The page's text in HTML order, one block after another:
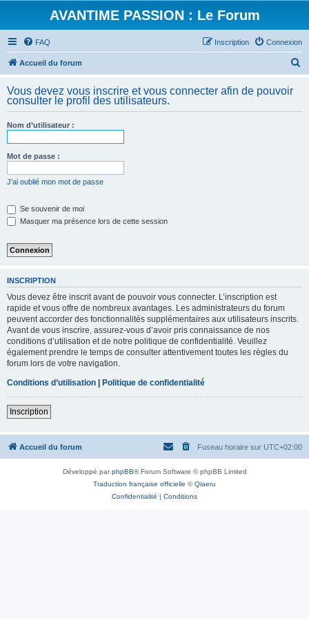
AVANTIME PASSION : Le Forum
FAQ Connexion
Inscription
Accueil du forum
h
Vous devez vous inscrire et vous connecter afin de pouvoir
consulter le profil des utilisateurs.
Nom d’utilisateur :
Mot de passe :
J’ai oublié mon mot de passe
Se souvenir de moi
Masquer ma présence lors de cette session
INSCRIPTION
Vous devez être inscrit avant de pouvoir vous connecter. L’inscription est
rapide et vous offre de nombreux avantages. Les administrateurs du forum
peuvent accorder des fonctionnalités supplémentaires aux utilisateurs inscrits.
Avant de vous inscrire, assurez-vous d’avoir pris connaissance de nos
conditions d’utilisation et de notre politique de confidentialité. Veuillez
également prendre le temps de consulter attentivement toutes les règles du
forum lors de votre navigation.
Conditions d’utilisation | Politique de confidentialité
Inscription
Accueil du forum Fuseau horaire sur UTC+02:00
Développé parphpBB® Forum Software © phpBB Limited
Traduction française officielle ©Qiaeru
Confidentialité | Conditions